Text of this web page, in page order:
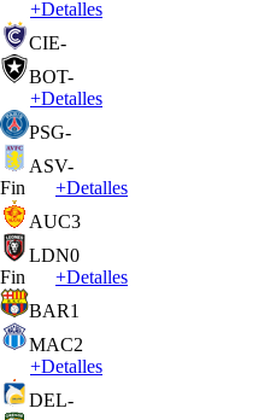
+Detalles
CIE-
BOT-
+Detalles
PSG-
ASV-
Fin
+Detalles
AUC3
LDN0
Fin
+Detalles
BAR1
MAC2
+Detalles
DEL-